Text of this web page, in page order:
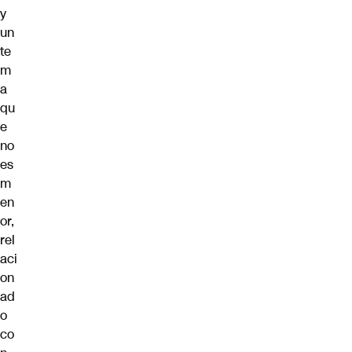
y
un
te
m
a
qu
e
no
es
m
en
or,
rel
aci
on
ad
o
co